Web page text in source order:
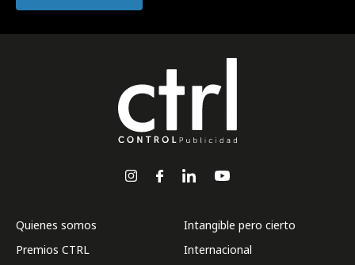
Quienes somos
Premios CTRL
Intangible pero cierto
Internacional